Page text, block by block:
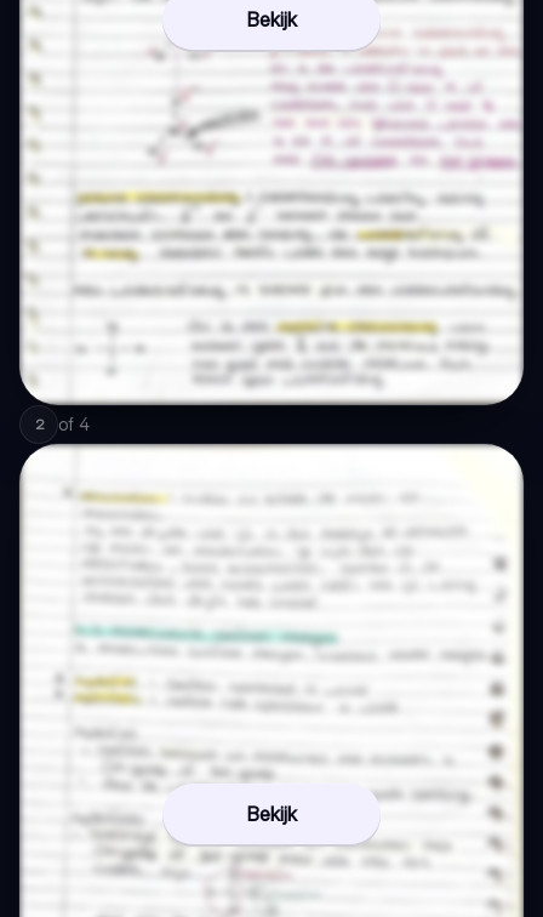
Bekijk
2 of 4
Bekijk